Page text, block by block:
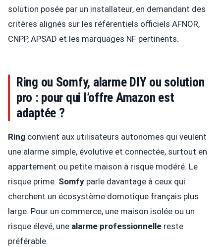
solution posée par un installateur, en demandant des
critères alignés sur les référentiels officiels AFNOR,
CNPP, APSAD et les marquages NF pertinents.
Ring ou Somfy, alarme DIY ou solution
pro : pour qui l’offre Amazon est
adaptée ?
Ring convient aux utilisateurs autonomes qui veulent
une alarme simple, évolutive et connectée, surtout en
appartement ou petite maison à risque modéré. Le
risque prime. Somfy parle davantage à ceux qui
cherchent un écosystème domotique français plus
large. Pour un commerce, une maison isolée ou un
risque élevé, une alarme professionnelle reste
préférable.